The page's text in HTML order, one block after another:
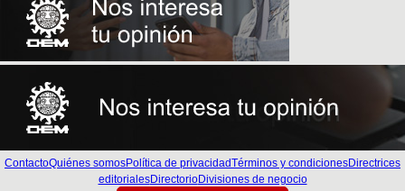
ContactoQuiénes somosPolítica de privacidadTérminos y condicionesDirectrices
editorialesDirectorioDivisiones de negocio